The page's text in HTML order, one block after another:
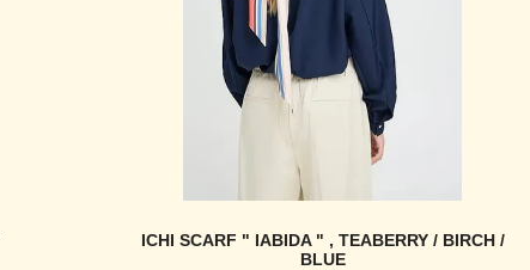
ICHI SCARF " IABIDA " , TEABERRY / BIRCH /
BLUE